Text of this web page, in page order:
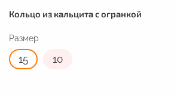
Кольцо из кальцита с огранкой
Размер
15 10